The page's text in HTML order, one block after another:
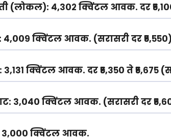
(लोकल): ४,३०२ क्विंटल आवक. दर
४,००९ क्विंटल आवक. (सरासरी दर₹५,५५०
३,१३१ क्विंटल आवक. दर ₹५,३५० ते ₹५,६७५
३,०४० क्विंटल आवक. (सरासरी दर
३,००० क्विंटल आवक.